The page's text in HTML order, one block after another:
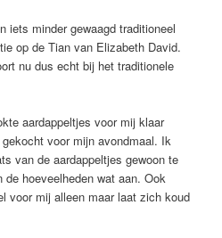
iets minder gewaagd traditioneel
op de Tian van Elizabeth David.
nu dus echt bij het traditionele
aardappeltjes voor mij klaar
voor mijn avondmaal. Ik
van de aardappeltjes gewoon te
hoeveelheden wat aan. Ook
voor mij alleen maar laat zich koud